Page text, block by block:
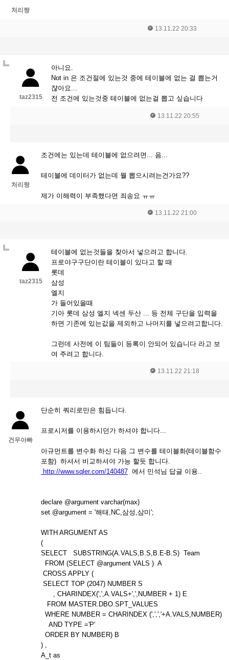
처리짱
13.11.22 20:33
taz2315
아니요.
Not in 은 조건절에 있는것 중에 테이블에 없는 걸 뽑는거
쟎아요...
전 조건에 있는것중 테이블에 없는걸 뽑고 싶습니다
13.11.22 20:55
처리짱
조건에는 있는데 테이블에 없으려면... 음...
테이블에 데이터가 없는데 뭘 뽑으시려는건가요??
제가 이해력이 부족했다면 죄송요 ㅠㅠ
13.11.22 21:00
taz2315
테이블에 없는것들을 찾아서 넣으려고 합니다.
프로야구구단이란 테이블이 있다고 할 때
롯데
삼성
엘지
가 들어있을때
기아 롯데 삼성 엘지 넥센 두산 ... 등 전체 구단을 입력을
하면 기존에 있는값을 제외하고 나머지를 넣으려고합니다.
그런데 사전에 이 팀들이 등록이 안되어 있습니다 라고 보
여 주려고 합니다.
13.11.22 21:18
건우아빠
단순히 쿼리로만은 힘듭니다.
프로시저를 이용하시던가 하셔야 합니다...
아규먼트를 변수화 하신 다음 그 변수를 테이블화(테이블함수
포함) 하셔서 비교하셔야 가능 할듯 합니다.
http://www.sqler.com/140487 에서 민석님 답글 이용..
declare @argument varchar(max)
set @argument = '해태,NC,삼성,삼미';
WITH ARGUMENT AS
(
SELECT SUBSTRING(A.VALS,B.S,B.E-B.S) Team
FROM (SELECT @argument VALS ) A
CROSS APPLY (
SELECT TOP (2047) NUMBER S
, CHARINDEX(',',A.VALS+',',NUMBER + 1) E
FROM MASTER.DBO.SPT_VALUES
WHERE NUMBER = CHARINDEX (',',','+A.VALS,NUMBER)
AND TYPE ='P'
ORDER BY NUMBER) B
) ,
A_t as